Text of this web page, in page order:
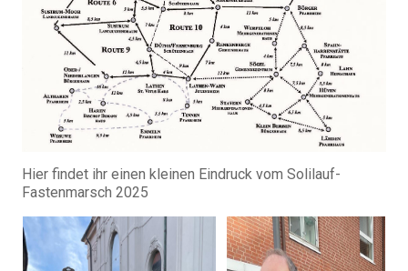
Hier findet ihr einen kleinen Eindruck vom Solilauf-
Fastenmarsch 2025